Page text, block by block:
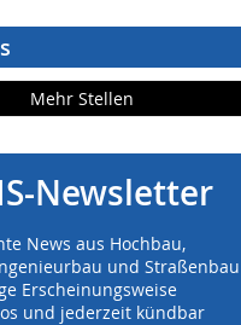
Mehr Stellen
Newsletter
News aus Hochbau,
und Straßenbau
Erscheinungsweise
und jederzeit kündbar